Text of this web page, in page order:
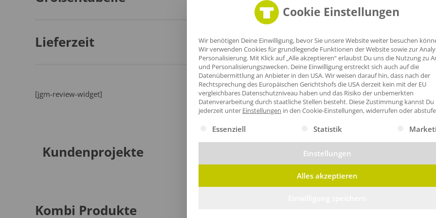
Lieferzeit
[jgm-review-widget]
Kundenprojekte
Kombi Produkte
Cookie Einstellungen
Wir benötigen Deine Einwilligung, bevor Sie unsere Website weiter besuchen
Wir verwenden Cookies für grundlegende Funktionen der Website sowie zur
Personalisierung. Mit Klick auf „Alle akzeptieren“ erlaubst Du uns die Nutzung zu
und Personalisierungszwecken. Deine Einwilligung erstreckt sich auch auf die
Datenübermittlung an Anbieter in den USA. Wir weisen darauf hin, dass nach der
Rechtsprechung des Europäischen Gerichtshofs die USA derzeit kein mit der EU
vergleichbares Datenschutzniveau haben und das Risiko der unbemerkten
Datenverarbeitung durch staatliche Stellen besteht. Diese Zustimmung kannst Du
jederzeit unter Einstellungen in den Cookie-Einstellungen, widerrufen oder
Es folgt eine Liste der Service-Gruppen, für die eine Einwilligung
Essenziell Statistik
Einstellungen
Alles akzeptieren